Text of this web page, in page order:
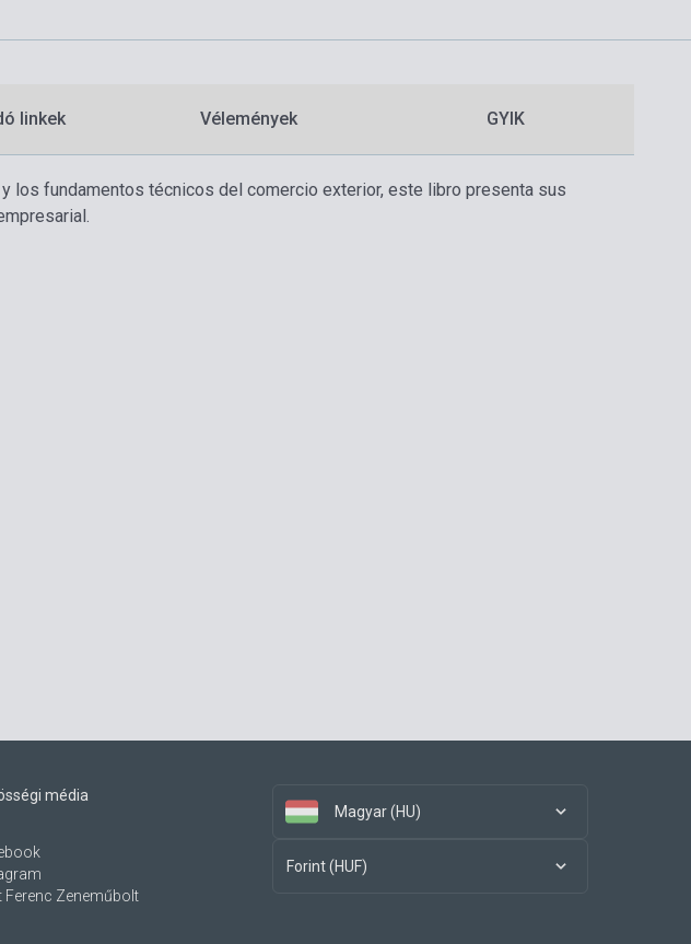
linkek Vélemények GYIK
los fundamentos técnicos del comercio exterior, este libro presenta sus
média
Ferenc Zeneműbolt
Magyar (HU)
Forint (HUF)